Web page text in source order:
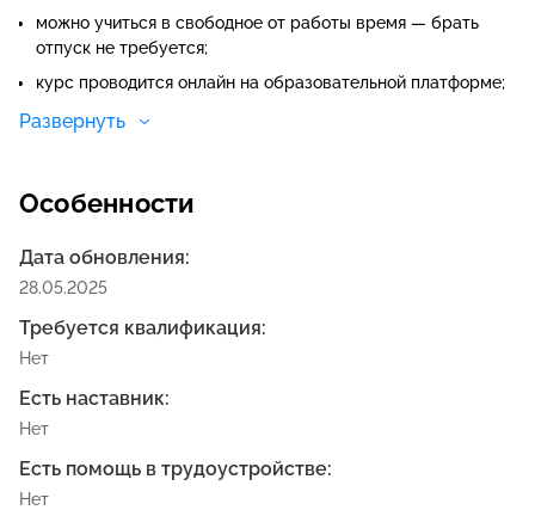
можно учиться в свободное от работы время — брать
отпуск не требуется;
курс проводится онлайн на образовательной платформе;
учиться можно в любое время;
Развернуть
Особенности
Дата обновления:
28.05.2025
Требуется квалификация:
Нет
Есть наставник:
Нет
Есть помощь в трудоустройстве:
Нет